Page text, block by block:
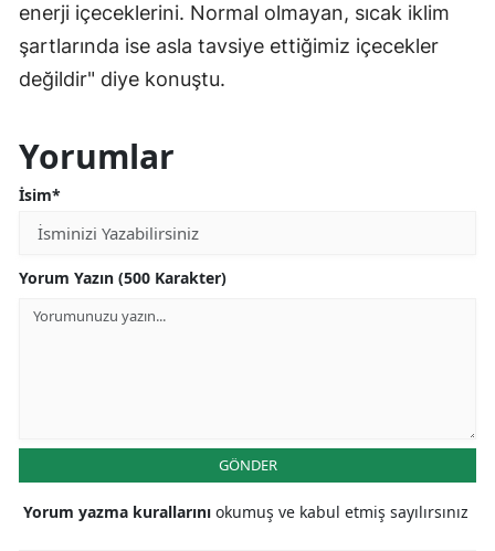
enerji içeceklerini. Normal olmayan, sıcak iklim
şartlarında ise asla tavsiye ettiğimiz içecekler
değildir" diye konuştu.
Yorumlar
İsim*
Yorum Yazın (500 Karakter)
GÖNDER
Yorum yazma kurallarını okumuş ve kabul etmiş sayılırsınız